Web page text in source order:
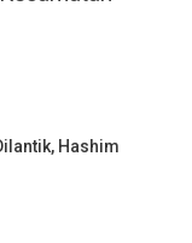
Hashim